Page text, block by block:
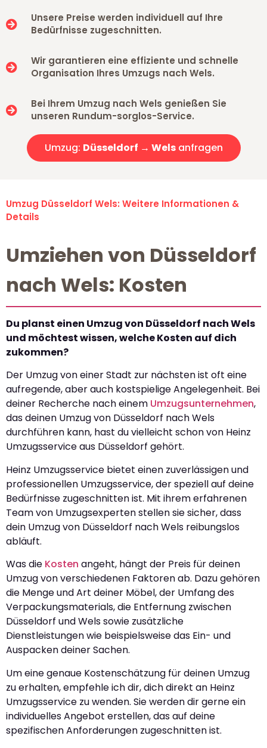
Unsere Preise werden individuell auf Ihre
Bedürfnisse zugeschnitten.
Wir garantieren eine effiziente und schnelle
Organisation Ihres Umzugs nach Wels.
Bei Ihrem Umzug nach Wels genießen Sie
unseren Rundum-sorglos-Service.
Umzug: Düsseldorf → Welsanfragen
Umzug Düsseldorf Wels: Weitere Informationen &
Details
Umziehen von Düsseldorf
nach Wels: Kosten
Du planst einen Umzug von Düsseldorf nach Wels
und möchtest wissen, welche Kosten auf dich
zukommen?
Der Umzug von einer Stadt zur nächsten ist oft eine
aufregende, aber auch kostspielige Angelegenheit. Bei
deiner Recherche nach einem Umzugsunternehmen,
das deinen Umzug von Düsseldorf nach Wels
durchführen kann, hast du vielleicht schon von Heinz
Umzugsservice aus Düsseldorf gehört.
Heinz Umzugsservice bietet einen zuverlässigen und
professionellen Umzugsservice, der speziell auf deine
Bedürfnisse zugeschnitten ist. Mit ihrem erfahrenen
Team von Umzugsexperten stellen sie sicher, dass
dein Umzug von Düsseldorf nach Wels reibungslos
abläuft.
Was die Kosten angeht, hängt der Preis für deinen
Umzug von verschiedenen Faktoren ab. Dazu gehören
die Menge und Art deiner Möbel, der Umfang des
Verpackungsmaterials, die Entfernung zwischen
Düsseldorf und Wels sowie zusätzliche
Dienstleistungen wie beispielsweise das Ein- und
Auspacken deiner Sachen.
Um eine genaue Kostenschätzung für deinen Umzug
zu erhalten, empfehle ich dir, dich direkt an Heinz
Umzugsservice zu wenden. Sie werden dir gerne ein
individuelles Angebot erstellen, das auf deine
spezifischen Anforderungen zugeschnitten ist.